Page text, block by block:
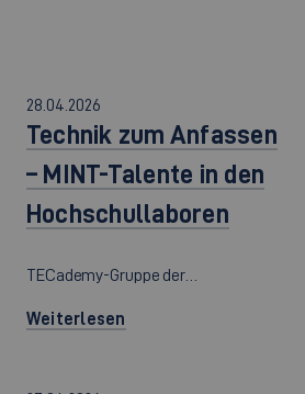
28.04.2026
Technik zum Anfassen
– MINT-Talente in den
Hochschullaboren
TECademy-Gruppe der…
Weiterlesen